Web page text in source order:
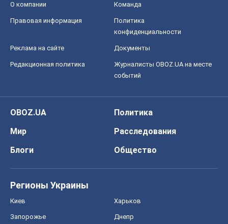
О компании Команда
Правовая информация
Политика
конфиденциальности
Реклама на сайте Документы
Редакционная политика
Журналисты OBOZ.UA на месте
событий
OBOZ.UA
Политика
Мир
Расследования
Блоги
Общество
Регионы Украины
Киев Харьков
Запорожье Днепр